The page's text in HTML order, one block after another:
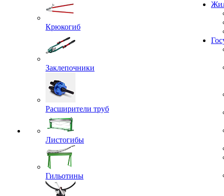
Крюкогиб
Заклепочники
Расширители труб
Листогибы
Гильотины